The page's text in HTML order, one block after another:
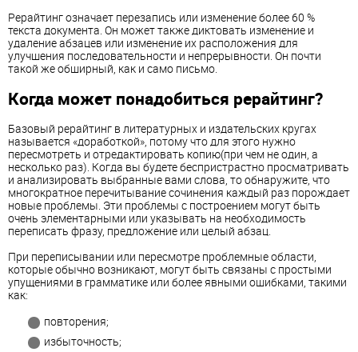
Рерайтинг означает перезапись или изменение более 60 %
текста документа. Он может также диктовать изменение и
удаление абзацев или изменение их расположения для
улучшения последовательности и непрерывности. Он почти
такой же обширный, как и само письмо.
Когда может понадобиться рерайтинг?
Базовый рерайтинг в литературных и издательских кругах
называется «доработкой», потому что для этого нужно
пересмотреть и отредактировать копию(при чем не один, а
несколько раз). Когда вы будете беспристрастно просматривать
и анализировать выбранные вами слова, то обнаружите, что
многократное перечитывание сочинения каждый раз порождает
новые проблемы. Эти проблемы с построением могут быть
очень элементарными или указывать на необходимость
переписать фразу, предложение или целый абзац.
При переписывании или пересмотре проблемные области,
которые обычно возникают, могут быть связаны с простыми
упущениями в грамматике или более явными ошибками, такими
как:
повторения;
избыточность;